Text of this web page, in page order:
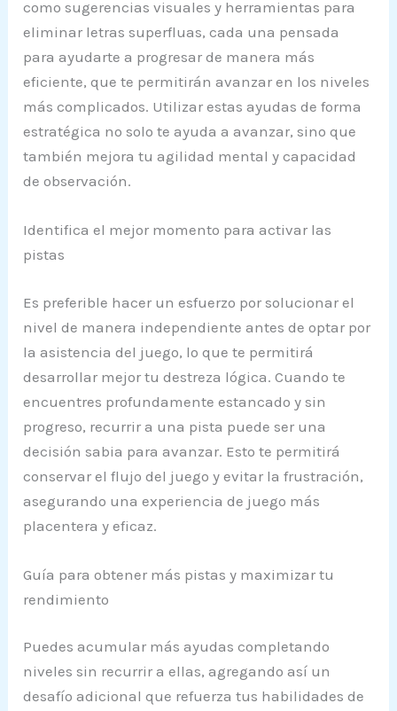
como sugerencias visuales y herramientas para
eliminar letras superfluas, cada una pensada
para ayudarte a progresar de manera más
eficiente, que te permitirán avanzar en los niveles
más complicados. Utilizar estas ayudas de forma
estratégica no solo te ayuda a avanzar, sino que
también mejora tu agilidad mental y capacidad
de observación.
Identifica el mejor momento para activar las
pistas
Es preferible hacer un esfuerzo por solucionar el
nivel de manera independiente antes de optar por
la asistencia del juego, lo que te permitirá
desarrollar mejor tu destreza lógica. Cuando te
encuentres profundamente estancado y sin
progreso, recurrir a una pista puede ser una
decisión sabia para avanzar. Esto te permitirá
conservar el flujo del juego y evitar la frustración,
asegurando una experiencia de juego más
placentera y eficaz.
Guía para obtener más pistas y maximizar tu
rendimiento
Puedes acumular más ayudas completando
niveles sin recurrir a ellas, agregando así un
desafío adicional que refuerza tus habilidades de